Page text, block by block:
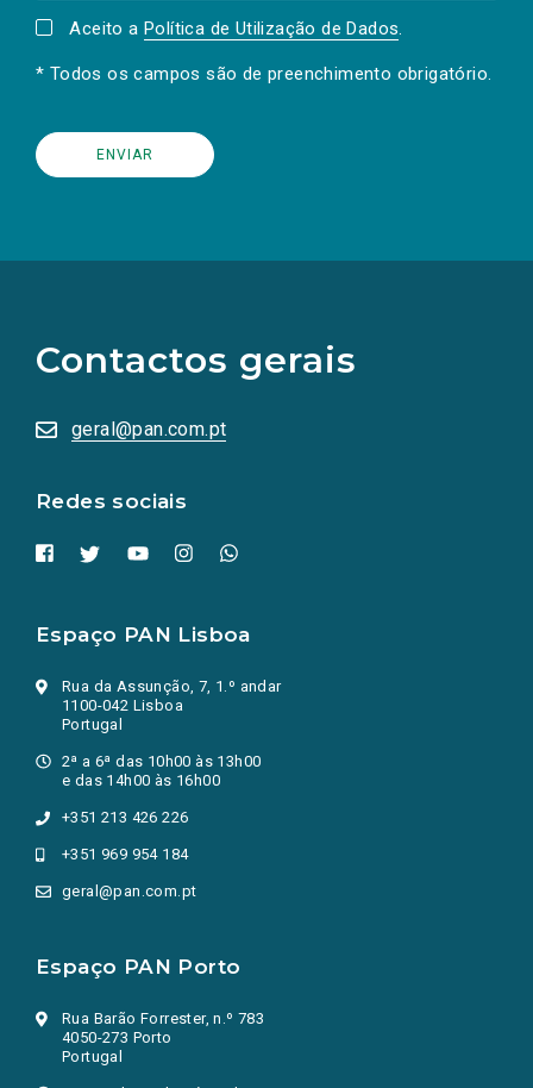
Aceito a Política de Utilização de Dados.
* Todos os campos são de preenchimento obrigatório.
Contactos gerais
geral@pan.com.pt
Redes sociais
redes
sociais
numa
nova
Espaço PAN Lisboa
Rua da Assunção, 7, 1.º andar
1100-042 Lisboa
Portugal
2ª a 6ª das 10h00 às 13h00
e das 14h00 às 16h00
+351 213 426 226
+351 969 954 184
geral@pan.com.pt
Espaço PAN Porto
Rua Barão Forrester, n.º 783
4050-273 Porto
Portugal